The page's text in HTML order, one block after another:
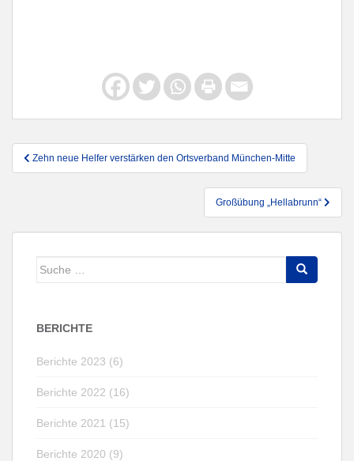
Beitragsnavigation
Zehn neue Helfer verstärken den Ortsverband München-Mitte
Großübung „Hellabrunn“
Suche
BERICHTE
Berichte 2023 (6)
Berichte 2022 (16)
Berichte 2021 (15)
Berichte 2020 (9)